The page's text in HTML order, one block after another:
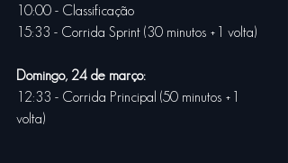
10:00 - Classificação
15:33 - Corrida Sprint (30 minutos +1 volta)
Domingo, 24 de março:
12:33 - Corrida Principal (50 minutos +1
volta)